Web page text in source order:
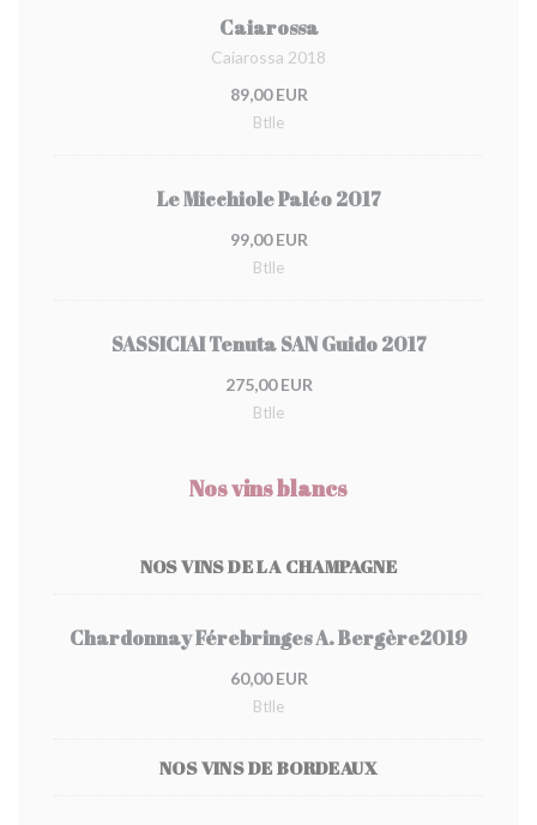
Caiarossa
Caiarossa 2018
89,00 EUR
Btlle
Le Micchiole Paléo 2017
99,00 EUR
Btlle
SASSICIAI Tenuta SAN Guido 2017
275,00 EUR
Btlle
Nos vins blancs
NOS VINS DE LA CHAMPAGNE
Chardonnay Férebringes A. Bergère2019
60,00 EUR
Btlle
NOS VINS DE BORDEAUX